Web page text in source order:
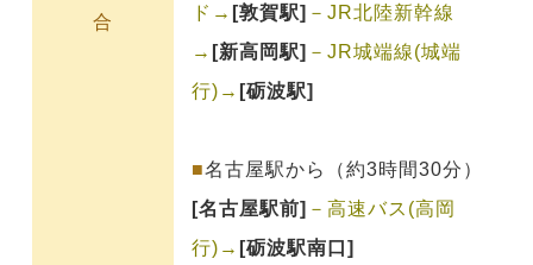
合
ド→ [敦賀駅] －JR北陸新幹線
→ [新高岡駅] －JR城端線(城端
行)→ [砺波駅]
■名古屋駅から（約3時間30分）
[名古屋駅前] －高速バス(高岡
行)→ [砺波駅南口]